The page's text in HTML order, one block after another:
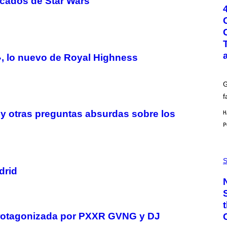
lo nuevo de Royal Highness
otras preguntas absurdas sobre los
por PXXR GVNG y DJ
O
:
G
C
S
H
U
R
/
G
T
T
G
S
H
O
:
C
S
A
-